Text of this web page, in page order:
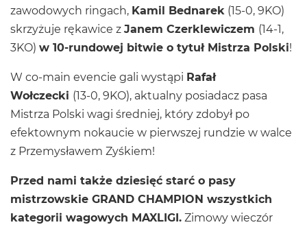
zawodowych ringach, Kamil Bednarek (15-0, 9KO)
skrzyżuje rękawice z Janem Czerklewiczem (14-1,
3KO) w 10-rundowej bitwie o tytuł Mistrza Polski!
W co-main evencie gali wystąpi Rafał
Wołczecki (13-0, 9KO), aktualny posiadacz pasa
Mistrza Polski wagi średniej, który zdobył po
efektownym nokaucie w pierwszej rundzie w walce
z Przemysławem Zyśkiem!
Przed nami także dziesięć starć o pasy
mistrzowskie GRAND CHAMPION wszystkich
kategorii wagowych MAXLIGI. Zimowy wieczór